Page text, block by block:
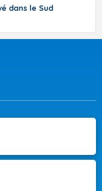
dans le Sud